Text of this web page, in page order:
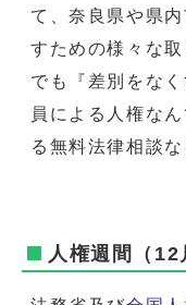
て、奈良県や県
すための様々な
でも『差別をな
員による人権な
る無料法律相談
人権週間（12